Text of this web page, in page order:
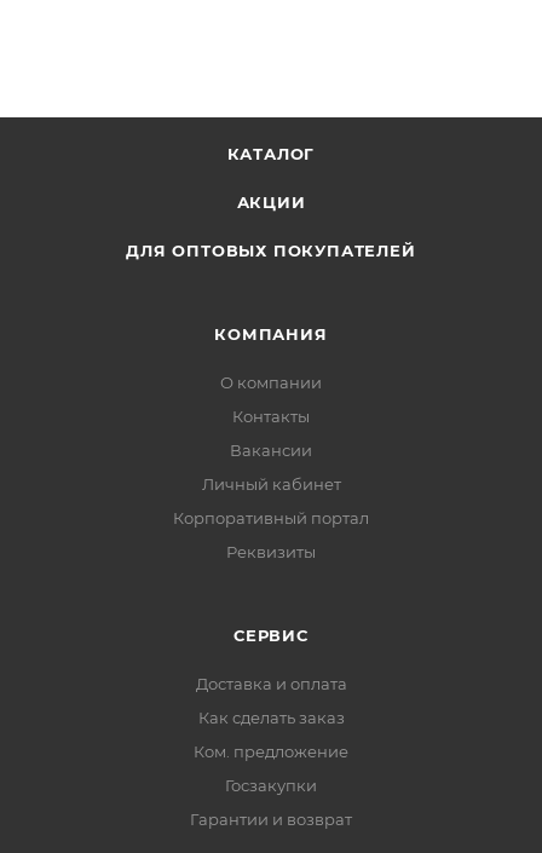
КАТАЛОГ
АКЦИИ
ДЛЯ ОПТОВЫХ ПОКУПАТЕЛЕЙ
КОМПАНИЯ
О компании
Контакты
Вакансии
Личный кабинет
Корпоративный портал
Реквизиты
СЕРВИС
Доставка и оплата
Как сделать заказ
Ком. предложение
Госзакупки
Гарантии и возврат